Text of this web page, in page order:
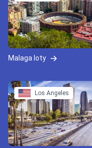
Malaga loty
Los Angeles